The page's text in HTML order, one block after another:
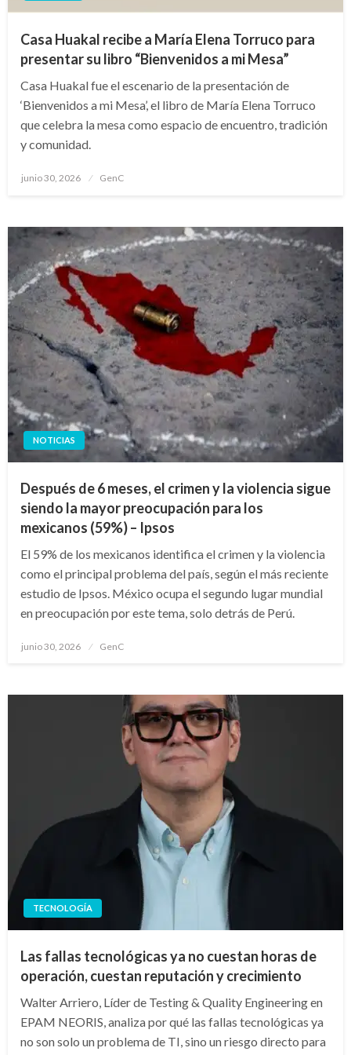
Casa Huakal recibe a María Elena Torruco para
presentar su libro “Bienvenidos a mi Mesa”
Casa Huakal fue el escenario de la presentación de
‘Bienvenidos a mi Mesa’, el libro de María Elena Torruco
que celebra la mesa como espacio de encuentro, tradición
y comunidad.
Publicado
junio 30, 2026 GenC
NOTICIAS
Después de 6 meses, el crimen y la violencia sigue
siendo la mayor preocupación para los
mexicanos (59%) – Ipsos
El 59% de los mexicanos identifica el crimen y la violencia
como el principal problema del país, según el más reciente
estudio de Ipsos. México ocupa el segundo lugar mundial
en preocupación por este tema, solo detrás de Perú.
Publicado
junio 30, 2026 GenC
TECNOLOGÍA
Las fallas tecnológicas ya no cuestan horas de
operación, cuestan reputación y crecimiento
Walter Arriero, Líder de Testing & Quality Engineering en
EPAM NEORIS, analiza por qué las fallas tecnológicas ya
no son solo un problema de TI, sino un riesgo directo para